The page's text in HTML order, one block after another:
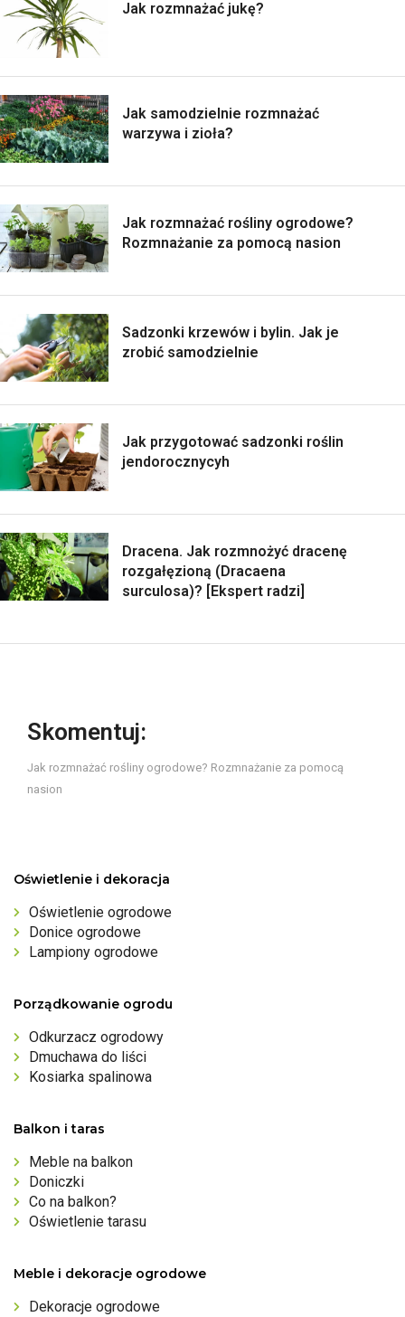
Jak rozmnażać jukę?
Jak samodzielnie rozmnażać
warzywa i zioła?
Jak rozmnażać rośliny ogrodowe?
Rozmnażanie za pomocą nasion
Sadzonki krzewów i bylin. Jak je
zrobić samodzielnie
Jak przygotować sadzonki roślin
jendorocznycyh
Dracena. Jak rozmnożyć dracenę
rozgałęzioną (Dracaena
surculosa)? [Ekspert radzi]
Skomentuj:
Jak rozmnażać rośliny ogrodowe? Rozmnażanie za pomocą
nasion
Oświetlenie i dekoracja
Oświetlenie ogrodowe
Donice ogrodowe
Lampiony ogrodowe
Porządkowanie ogrodu
Odkurzacz ogrodowy
Dmuchawa do liści
Kosiarka spalinowa
Balkon i taras
Meble na balkon
Doniczki
Co na balkon?
Oświetlenie tarasu
Meble i dekoracje ogrodowe
Dekoracje ogrodowe